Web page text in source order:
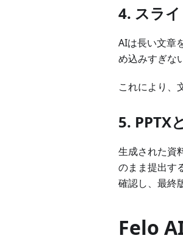
4. スラ
AIは長い文章
め込みすぎな
これにより、
5. PPTX
生成された資
のまま提出す
確認し、最終
Felo